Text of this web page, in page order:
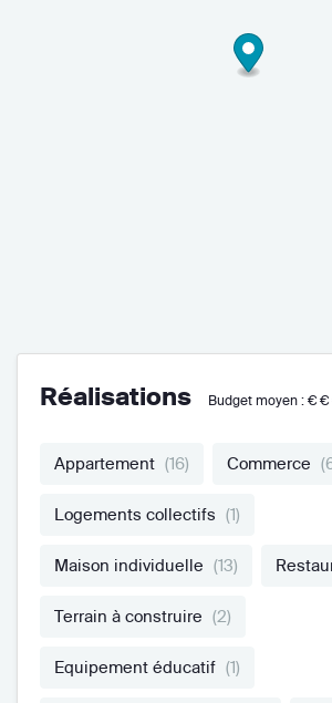
Réalisations Budget moyen : €€
Appartement (16) Commerce
Logements collectifs (1)
Maison individuelle (13)
Terrain à construire (2)
Equipement éducatif (1)